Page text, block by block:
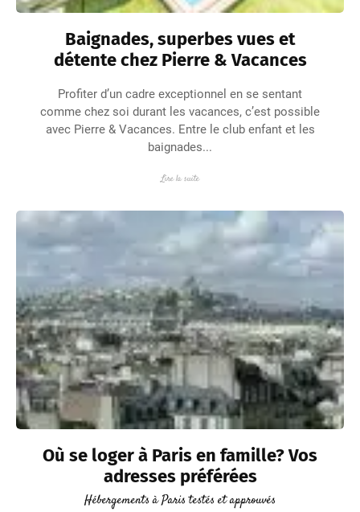
Baignades, superbes vues et
détente chez Pierre & Vacances
Profiter d’un cadre exceptionnel en se sentant
comme chez soi durant les vacances, c’est possible
avec Pierre & Vacances. Entre le club enfant et les
baignades...
Lire la suite
Où se loger à Paris en famille? Vos
adresses préférées
Hébergements à Paris testés et approuvés